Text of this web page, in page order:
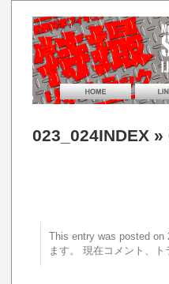
023_024INDEX »
This entry was posted
ます。 現在コメント、